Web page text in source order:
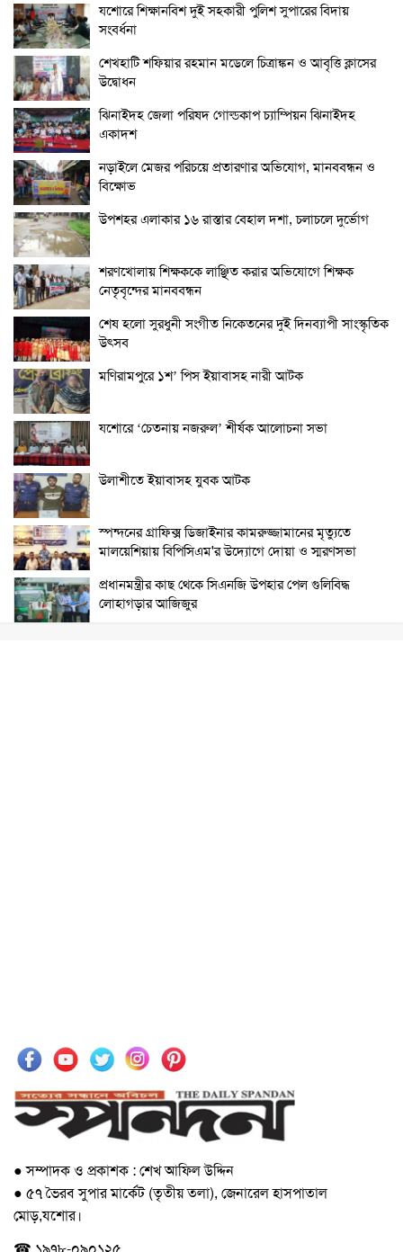
যশোরে শিক্ষানবিশ দুই সহকারী পুলিশ সুপারের বিদায়
সংবর্ধনা
শেখহাটি শফিয়ার রহমান মডেলে চিত্রাঙ্কন ও আবৃত্তি ক্লাসের
উদ্বোধন
ঝিনাইদহ জেলা পরিষদ গোল্ডকাপ চ্যাম্পিয়ন ঝিনাইদহ
একাদশ
নড়াইলে মেজর পরিচয়ে প্রতারণার অভিযোগ, মানববন্ধন ও
বিক্ষোভ
উপশহর এলাকার ১৬ রাস্তার বেহাল দশা, চলাচলে দুর্ভোগ
শরণখোলায় শিক্ষককে লাঞ্ছিত করার অভিযোগে শিক্ষক
নেতৃবৃন্দের মানববন্ধন
শেষ হলো সুরধুনী সংগীত নিকেতনের দুই দিনব্যাপী সাংস্কৃতিক
উৎসব
মণিরামপুরে ১শ’ পিস ইয়াবাসহ নারী আটক
যশোরে ‘চেতনায় নজরুল’ শীর্ষক আলোচনা সভা
উলাশীতে ইয়াবাসহ যুবক আটক
স্পন্দনের গ্রাফিক্স ডিজাইনার কামরুজ্জামানের মৃত্যুতে
মালয়েশিয়ায় বিপিসিএম'র উদ্যোগে দোয়া ও স্মরণসভা
প্রধানমন্ত্রীর কাছ থেকে সিএনজি উপহার পেল গুলিবিদ্ধ
লোহাগড়ার আজিজুর
● সম্পাদক ও প্রকাশক : শেখ আফিল উদ্দিন
● ৫৭ ভৈরব সুপার মার্কেট (তৃতীয় তলা), জেনারেল হাসপাতাল
মোড়,যশোর।